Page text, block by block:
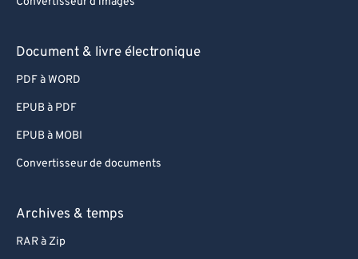
Document & livre électronique
PDF à WORD
EPUB à PDF
EPUB à MOBI
Convertisseur de documents
Archives & temps
RAR à Zip